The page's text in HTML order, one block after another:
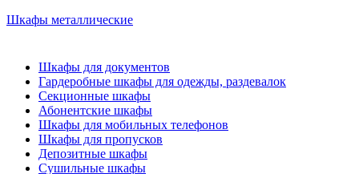
Шкафы металлические
Шкафы для документов
Гардеробные шкафы для одежды, раздевалок
Секционные шкафы
Абонентские шкафы
Шкафы для мобильных телефонов
Шкафы для пропусков
Депозитные шкафы
Сушильные шкафы